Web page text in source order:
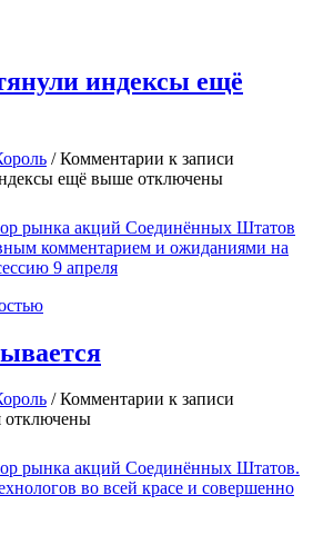
индексы ещё
/Комментарии к записи
ещё выше отключены
рынка акций Соединённых Штатов
комментарием и ожиданиями на
9 апреля
/Комментарии к записи
отключены
рынка акций Соединённых Штатов.
во всей красе и совершенно